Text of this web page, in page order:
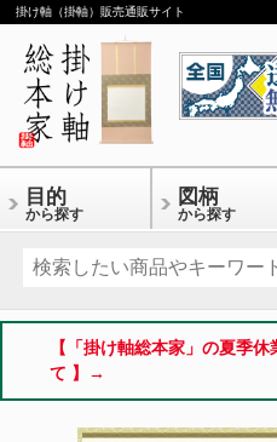
掛け軸（掛軸）販売通販サイト
目的
から探す
図柄
から探す
【「掛け軸総本家」の夏季
て 】→